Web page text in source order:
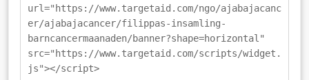
url="https://www.targetaid.com/ngo/ajabajacanc
er/ajabajacancer/filippas-insamling-
barncancermaanaden/banner?shape=horizontal"
src="https://www.targetaid.com/scripts/widget.
js"></script>